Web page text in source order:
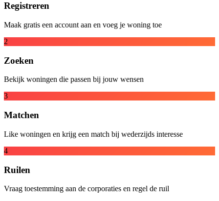
Registreren
Maak gratis een account aan en voeg je woning toe
2
Zoeken
Bekijk woningen die passen bij jouw wensen
3
Matchen
Like woningen en krijg een match bij wederzijds interesse
4
Ruilen
Vraag toestemming aan de corporaties en regel de ruil